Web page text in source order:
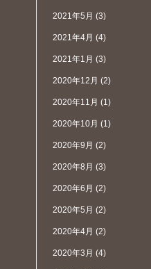
2021年5月 (3)
2021年4月 (4)
2021年1月 (3)
2020年12月 (2)
2020年11月 (1)
2020年10月 (1)
2020年9月 (2)
2020年8月 (3)
2020年6月 (2)
2020年5月 (2)
2020年4月 (2)
2020年3月 (4)